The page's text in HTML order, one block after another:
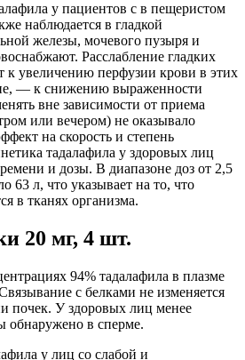
у пациентов с в пещеристом
наблюдается в гладкой
железы, мочевого пузыря и
Расслабление гладких
увеличению перфузии крови в этих
— к снижению выраженности
вне зависимости от приема
или вечером) не оказывало
на скорость и степень
тадалафила у здоровых лиц
и дозы. В диапазоне доз от 2,5
63 л, что указывает на то, что
в тканях организма.
20 мг, 4 шт.
94% тадалафила в плазме
с белками не изменяется
почек. У здоровых лиц менее
обнаружено в сперме.
у лиц со слабой и